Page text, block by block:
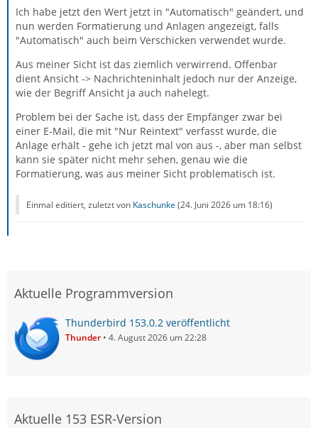
Ich habe jetzt den Wert jetzt in "Automatisch" geändert, und
nun werden Formatierung und Anlagen angezeigt, falls
"Automatisch" auch beim Verschicken verwendet wurde.
Aus meiner Sicht ist das ziemlich verwirrend. Offenbar
dient Ansicht -> Nachrichteninhalt jedoch nur der Anzeige,
wie der Begriff Ansicht ja auch nahelegt.
Problem bei der Sache ist, dass der Empfänger zwar bei
einer E-Mail, die mit "Nur Reintext" verfasst wurde, die
Anlage erhält - gehe ich jetzt mal von aus -, aber man selbst
kann sie später nicht mehr sehen, genau wie die
Formatierung, was aus meiner Sicht problematisch ist.
Einmal editiert, zuletzt von Kaschunke (24. Juni 2026 um 18:16)
Aktuelle Programmversion
Thunderbird 153.0.2 veröffentlicht
Thunder 4. August 2026 um 22:28
Aktuelle 153 ESR-Version